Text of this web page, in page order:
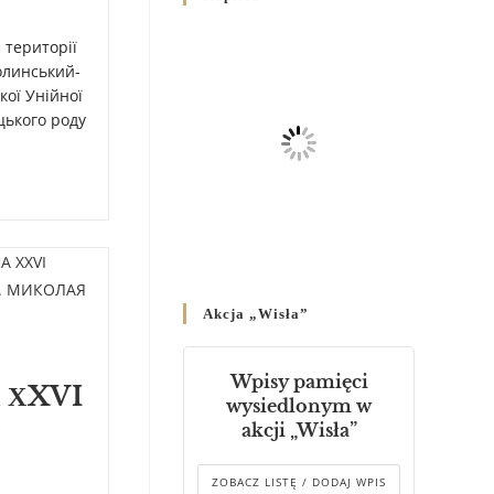
Унійної
роду
Родин
Справ Молоді та встановленя
складу Катихитичної Комісії
днях 2-12 липня 2024 р.”
Декрет єпископів
Перемисько-Варшавської
Митрополії стосовно
звершування Божественної
літургії
Akcja „Wisła”
Wpisy pamięci
wysiedlonym w
akcji „Wisła”
ZOBACZ LISTĘ / DODAJ WPIS